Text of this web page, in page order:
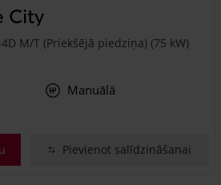
City
M/T (Priekšējā piedziņa) (75 kW)
Manuālā
Pievienot salīdzināšanai